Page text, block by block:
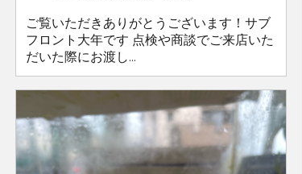
ご覧いただきありがとうございます！サブ
フロント大年です 点検や商談でご来店いた
だいた際にお渡し...